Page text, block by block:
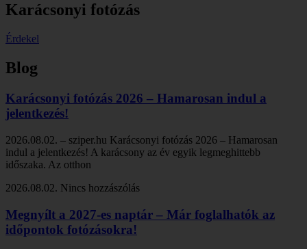
Karácsonyi fotózás
Érdekel
Blog
Karácsonyi fotózás 2026 – Hamarosan indul a
jelentkezés!
2026.08.02. – sziper.hu Karácsonyi fotózás 2026 – Hamarosan
indul a jelentkezés! A karácsony az év egyik legmeghittebb
időszaka. Az otthon
2026.08.02. Nincs hozzászólás
Megnyílt a 2027-es naptár – Már foglalhatók az
időpontok fotózásokra!